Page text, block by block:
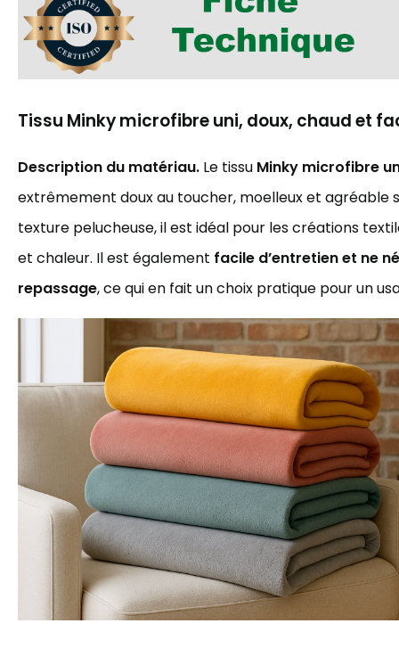
Tissu Minky microfibre uni, doux, chaud et
Description du matériau. Le tissu Minky microfibre
extrêmement doux au toucher, moelleux et agréable
texture pelucheuse, il est idéal pour les créations
et chaleur. Il est également facile d’entretien et ne
repassage, ce qui en fait un choix pratique pour un